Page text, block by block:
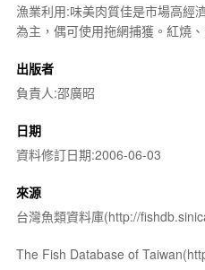
漁業利用:味美肉質佳是市場高經
為主，偶可使用拖網捕獲。紅燒、
出版者
負責人:邵廣昭
日期
資料修訂日期:2006-06-03
來源
台灣魚類資料庫(http://
The Fish Database of